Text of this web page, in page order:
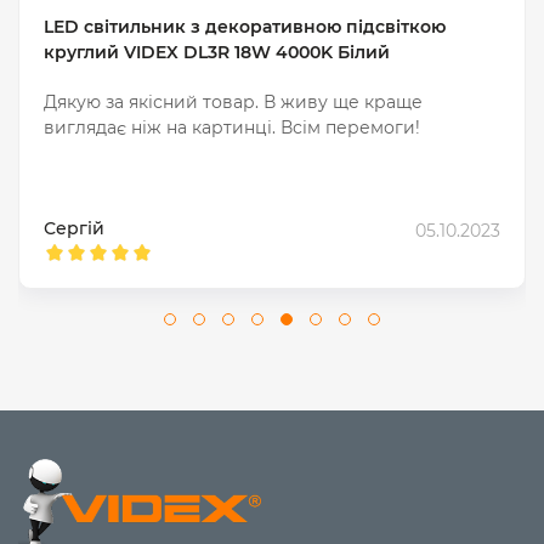
монтаж.
Вбудовані
підвісну стелю.
Мінімалізм і
Сучасні інтер’єри,
торгові центри
Підвісні
інтер’єри, кав’ярні
Ключові технічні
звертати увагу
Правильний підбір світильника — це не лише про
дизайн. Важливо знати, які параметри критичні для
функціональності.
LED світильник з декоративною підсвіткою
круглий VIDEX DL3R 18W 4000K Білий
Дякую за якісний товар. В живу ще краще
виглядає ніж на картинці. Всім перемоги!
Сергій 05.10.2023